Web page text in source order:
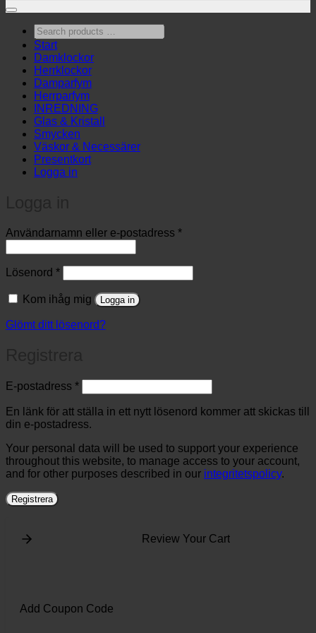
Search
products
…
Start
Damklockor
Herrklockor
Damparfym
Herrparfym
INREDNING
Glas & Kristall
Smycken
Väskor & Necessärer
Presentkort
Logga in
Användarnamn eller e-postadress *Obligatoriskt
Lösenord *Obligatoriskt
Kom ihåg mig Logga in
Glömt ditt lösenord?
E-postadress *Obligatoriskt
En länk för att ställa in ett nytt lösenord kommer att skickas till
din e-postadress.
Your personal data will be used to support your experience
throughout this website, to manage access to your account,
and for other purposes described in our integritetspolicy.
Registrera
Review Your Cart
Add Coupon Code